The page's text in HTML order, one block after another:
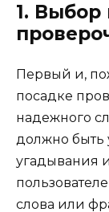
1. Выбор
Первый и,
посадке
надежного
должно
угадывания
слова или